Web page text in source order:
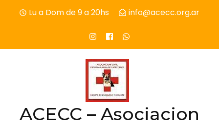
(Press
Lu a Dom de 9 a 20hs info@acecc.org.ar
ACECC – Asociacion